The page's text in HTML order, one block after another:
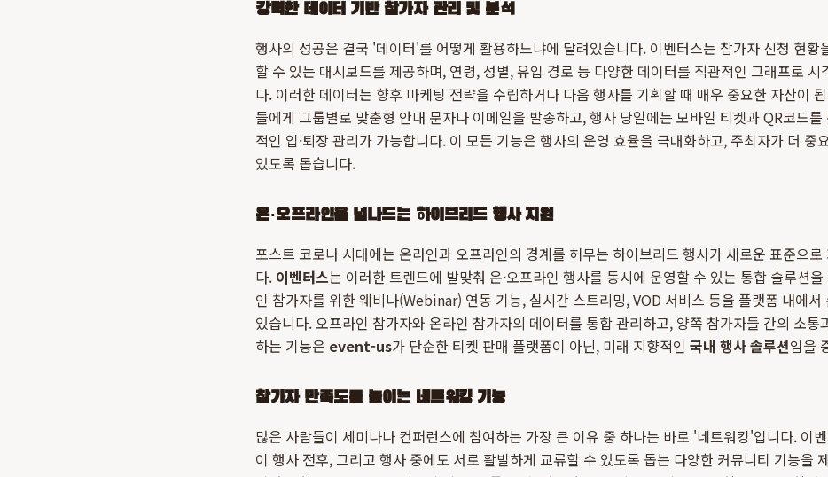
강력한 데이터 기반 참가자 관리 및 분석
행사의 성공은 결국 '데이터'를 어떻게 활용하느냐에 달려있습니다. 이벤터스는 참가자 신청 현황
할 수 있는 대시보드를 제공하며, 연령, 성별, 유입 경로 등 다양한 데이터를 직관적인 그래프로 시
다. 이러한 데이터는 향후 마케팅 전략을 수립하거나 다음 행사를 기획할 때 매우 중요한 자산이
들에게 그룹별로 맞춤형 안내 문자나 이메일을 발송하고, 행사 당일에는 모바일 티켓과 QR코드를
적인 입·퇴장 관리가 가능합니다. 이 모든 기능은 행사의 운영 효율을 극대화하고, 주최자가 더 중
있도록 돕습니다.
온·오프라인을 넘나드는 하이브리드 행사 지원
포스트 코로나 시대에는 온라인과 오프라인의 경계를 허무는 하이브리드 행사가 새로운 표준으로
다. 이벤터스는 이러한 트렌드에 발맞춰 온·오프라인 행사를 동시에 운영할 수 있는 통합 솔루션
인 참가자를 위한 웨비나(Webinar) 연동 기능, 실시간 스트리밍, VOD 서비스 등을 플랫폼 내에서
있습니다. 오프라인 참가자와 온라인 참가자의 데이터를 통합 관리하고, 양쪽 참가자들 간의 소통
하는 기능은 event-us가 단순한 티켓 판매 플랫폼이 아닌, 미래 지향적인 국내 행사 솔루션임을
참가자 만족도를 높이는 네트워킹 기능
많은 사람들이 세미나나 컨퍼런스에 참여하는 가장 큰 이유 중 하나는 바로 '네트워킹'입니다. 이
이 행사 전후, 그리고 행사 중에도 서로 활발하게 교류할 수 있도록 돕는 다양한 커뮤니티 기능을